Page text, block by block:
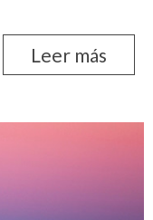
Leer más